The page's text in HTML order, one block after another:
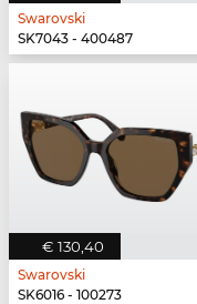
Swarovski
SK7043 - 400487
€ 130,40
Swarovski
SK6016 - 100273